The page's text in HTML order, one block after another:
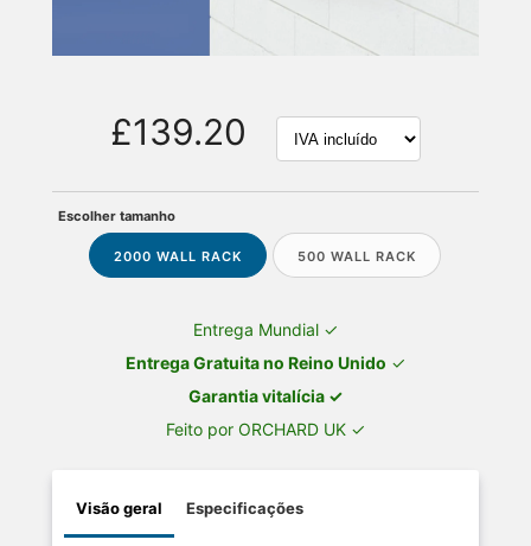
£139.20
Escolher tamanho
2000 WALL RACK 500 WALL RACK
Entrega Mundial ✓
Entrega Gratuita no Reino Unido ✓
Garantia vitalícia ✓
Feito por ORCHARD UK ✓
Visão geral Especificações